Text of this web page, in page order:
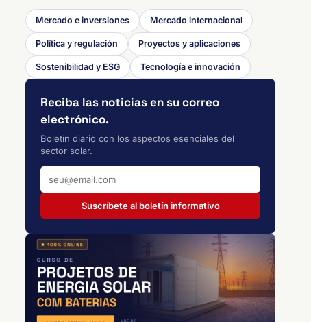
Mercado e inversiones Mercado internacional
Política y regulación Proyectos y aplicaciones
Sostenibilidad y ESG Tecnología e innovación
Reciba las noticias en su correo
electrónico.
Boletín diario con los aspectos esenciales del
sector solar.
Suscríbete al boletín informativo